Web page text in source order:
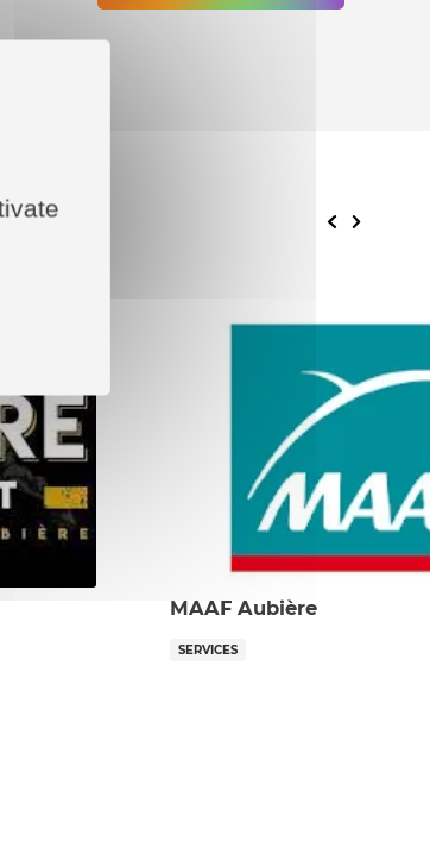
MAAF Aubière
SERVICES